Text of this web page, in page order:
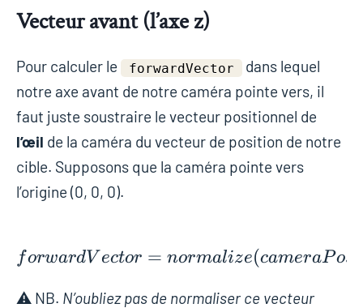
Vecteur avant (l’axe z)
Pour calculer le forwardVector
dans lequel
notre axe avant de notre caméra pointe vers, il
faut juste soustraire le vecteur positionnel de
l’œil de la caméra du vecteur de position de notre
cible. Supposons que la caméra pointe vers
l’origine (0, 0, 0).
forwardVector =
forwardV ector = normalize(cameraPos
⚠️ NB. N’oubliez pas de normaliser ce vecteur